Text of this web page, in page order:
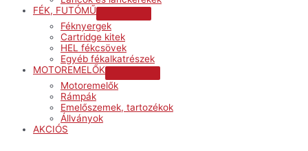
FÉK, FUTÓMŰ
Féknyergek
Cartridge kitek
HEL fékcsövek
Egyéb fékalkatrészek
MOTOREMELŐK
Motoremelők
Rámpák
Emelőszemek, tartozékok
Állványok
AKCIÓS